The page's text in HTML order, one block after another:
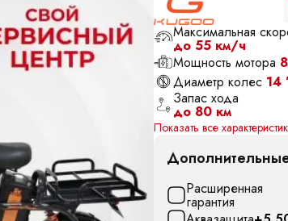
Максимальная
до 55 км/ч
Мощность мотора
Диаметр колес 14
Запас хода
до 80 км
Показать все
Расширенная
гарантия